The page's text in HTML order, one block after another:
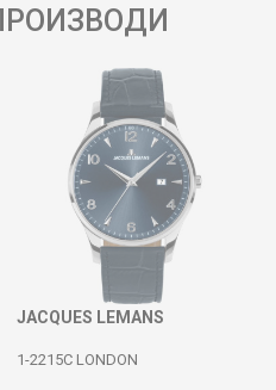
JACQUES LEMANS
1-2215C LONDON